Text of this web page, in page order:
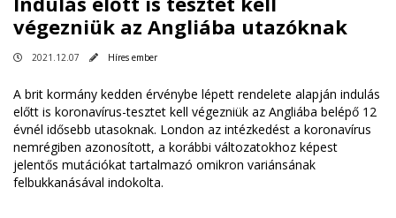
végezniük az Angliába utazóknak
2021.12.07 Híres ember
A brit kormány kedden érvénybe lépett rendelete alapján indulás
előtt is koronavírus-tesztet kell végezniük az Angliába belépő 12
évnél idősebb utasoknak. London az intézkedést a koronavírus
nemrégiben azonosított, a korábbi változatokhoz képest
jelentős mutációkat tartalmazó omikron variánsának
felbukkanásával indokolta.